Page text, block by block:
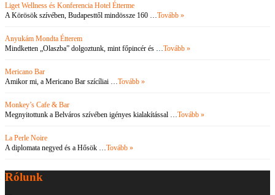
Liget Wellness és Konferencia Hotel Étterme
A Körösök szívében, Budapesttől mindössze 160 … Tovább »
Anyukám Mondta Étterem
Mindketten „Olaszba” dolgoztunk, mint főpincér és … Tovább »
Mericano Bar
Amikor mi, a Mericano Bar szícíliai … Tovább »
Monkey’s Cafe & Bar
Megnyitottunk a Belváros szívében igényes kialakítással … Tovább »
La Perle Noire
A diplomata negyed és a Hősök … Tovább »
Rólunk